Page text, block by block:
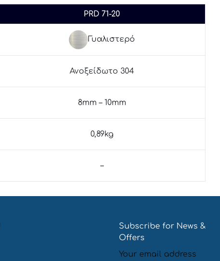
PRD 71-20
Γυαλιστερό
Ανοξείδωτο 304
8mm – 10mm
0,89kg
–
Subscribe for News &
Offers